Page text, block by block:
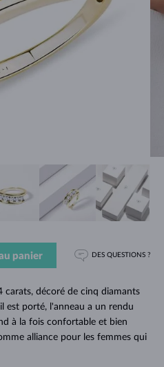
carats, décoré de cinq diamants
est porté, l'anneau a un rendu
à la fois confortable et bien
alliance pour les femmes qui
panier DES QUESTIONS ?